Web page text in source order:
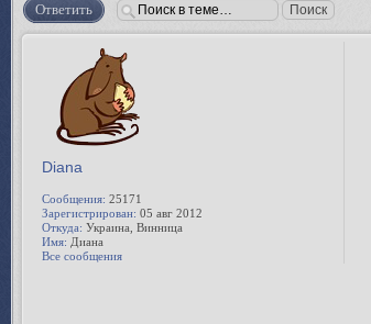
Ответить
Diana
Сообщения: 25171
Зарегистрирован: 05 авг 2012
Откуда: Украина, Винница
Имя: Диана
Все сообщения